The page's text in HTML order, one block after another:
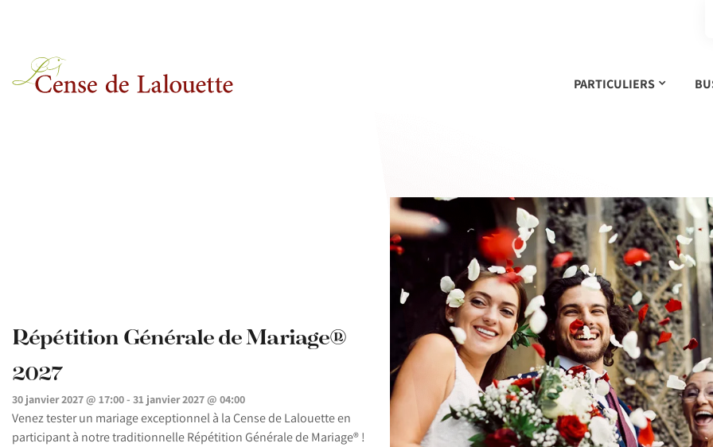
PARTICULIERS
Répétition Générale de Mariage®
2027
30 janvier 2027 @ 17:00- 31 janvier 2027 @ 04:00
Venez tester un mariage exceptionnel à la Cense de Lalouette en
participant à notre traditionnelle Répétition Générale de Mariage® !